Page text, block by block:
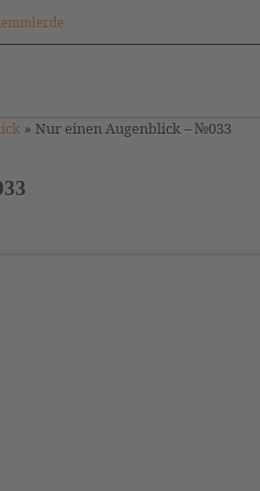
» Nur einen Augenblick – №033